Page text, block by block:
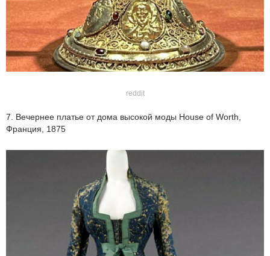
reddit
7. Вечернее платье от дома высокой моды House of Worth,
Франция, 1875